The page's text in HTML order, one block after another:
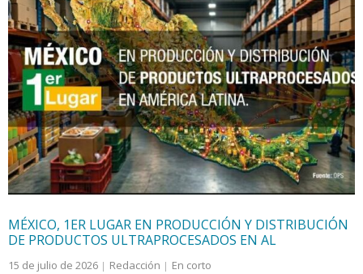
MÉXICO, 1ER LUGAR EN PRODUCCIÓN Y DISTRIBUCIÓN
DE PRODUCTOS ULTRAPROCESADOS EN AL
15 de julio de 2026 Redacción
En corto